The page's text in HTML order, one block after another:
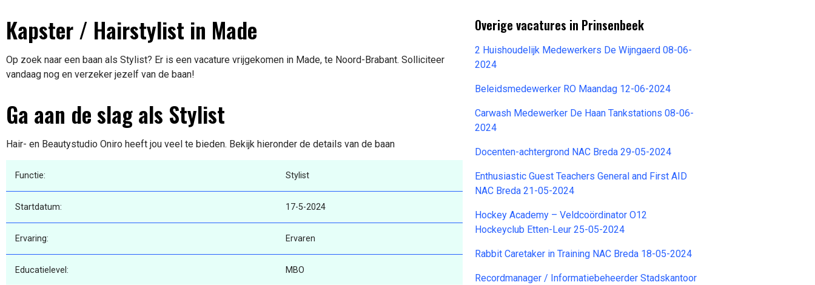
Kapster / Hairstylist in Made
Op zoek naar een baan als Stylist? Er is een vacature vrijgekomen in Made, te Noord-Brabant. Solliciteer
vandaag nog en verzeker jezelf van de baan!
Ga aan de slag als Stylist
Hair- en Beautystudio Oniro heeft jou veel te bieden. Bekijk hieronder de details van de baan
Functie: Stylist
Startdatum: 17-5-2024
Ervaring: Ervaren
Educatielevel: MBO
Overige vacatures in Prinsenbeek
2 Huishoudelijk Medewerkers De Wijngaerd 08-06-
2024
Beleidsmedewerker RO Maandag 12-06-2024
Carwash Medewerker De Haan Tankstations 08-06-
2024
Docenten-achtergrond NAC Breda 29-05-2024
Enthusiastic Guest Teachers General and First AID
NAC Breda 21-05-2024
Hockey Academy – Veldcoördinator O12
Hockeyclub Etten-Leur 25-05-2024
Rabbit Caretaker in Training NAC Breda 18-05-2024
Recordmanager / Informatiebeheerder Stadskantoor